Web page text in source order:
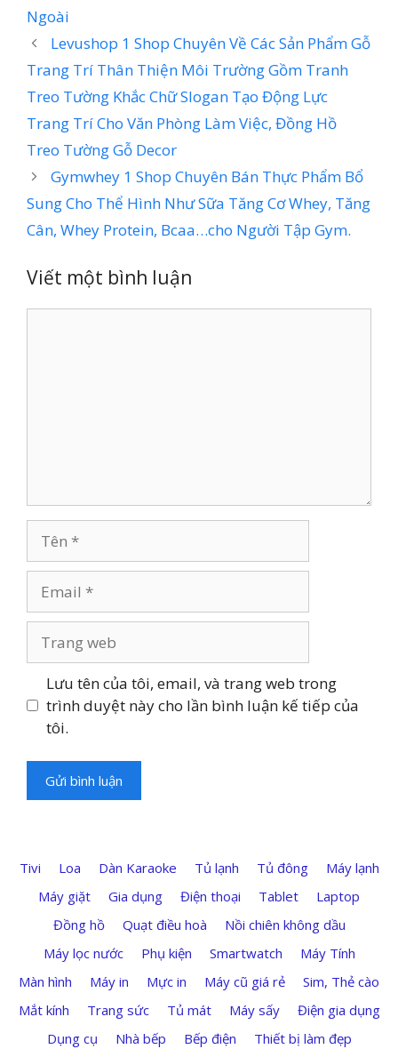
Ngoài
Levushop 1 Shop Chuyên Về Các Sản Phẩm Gỗ
Trang Trí Thân Thiện Môi Trường Gồm Tranh
Treo Tường Khắc Chữ Slogan Tạo Động Lực
Trang Trí Cho Văn Phòng Làm Việc, Đồng Hồ
Treo Tường Gỗ Decor
Gymwhey 1 Shop Chuyên Bán Thực Phẩm Bổ
Sung Cho Thể Hình Như Sữa Tăng Cơ Whey, Tăng
Cân, Whey Protein, Bcaa…cho Người Tập Gym.
Viết một bình luận
web
Lưu tên của tôi, email, và trang web trong
trình duyệt này cho lần bình luận kế tiếp của
tôi.
Tivi Loa Dàn Karaoke Tủ lạnh Tủ đông
Máy lạnh
Máy giặt
Gia dụng Điện thoại Tablet
Laptop
Đồng hồ
Quạt điều hoà
Nồi chiên không dầu
Máy lọc nước
Phụ kiện Smartwatch
Máy Tính
Màn hình
Máy in Mực in Máy cũ giá rẻ
Sim, Thẻ cào
Mắt kính
Trang sức Tủ mát Máy sấy
Điện gia dụng
Dụng cụ
Nhà bếp Bếp điện
Thiết bị làm đẹp